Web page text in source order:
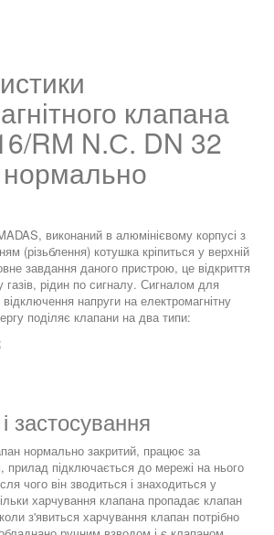
клапана
RM N.С. DN 32
виконаний в алюмінієвому корпусі з
(різьблення) котушка кріпиться у верхній
завдання даного пристрою, це відкриття
газів, рідин по сигналу. Сигналом для
напруги на електромагнітну
поділяє клапани на два типи:
застосування
нормально закритий, працює за
прилад підключається до мережі на нього
чого він зводиться і знаходиться у
харчування клапана пропадає клапан
з'явиться харчування клапан потрібно